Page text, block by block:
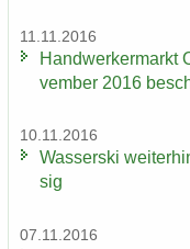
11.11.2016
Hand­wer­ker­markt
vem­ber 2016
10.11.2016
Was­ser­ski
sig
07.11.2016